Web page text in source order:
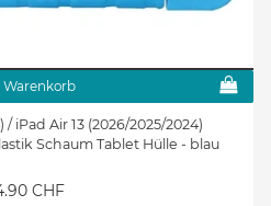
Warenkorb
/ iPad Air 13 (2026/2025/2024)
Schaum Tablet Hülle - blau
CHF